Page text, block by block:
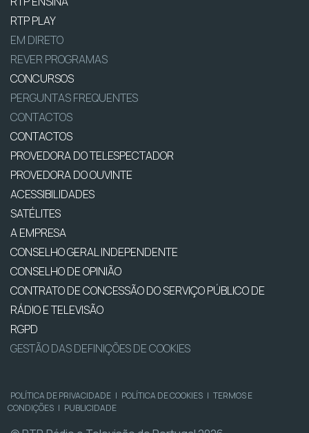
RTP PLAY
EM DIRETO
REVER PROGRAMAS
CONCURSOS
PERGUNTAS FREQUENTES
CONTACTOS
CONTACTOS
PROVEDORA DO TELESPECTADOR
PROVEDORA DO OUVINTE
ACESSIBILIDADES
SATÉLITES
A EMPRESA
CONSELHO GERAL INDEPENDENTE
CONSELHO DE OPINIÃO
CONTRATO DE CONCESSÃO DO SERVIÇO PÚBLICO DE
RÁDIO E TELEVISÃO
RGPD
GESTÃO DAS DEFINIÇÕES DE COOKIES
POLÍTICA DE PRIVACIDADE | POLÍTICA DE COOKIES | TERMOS E
CONDIÇÕES | PUBLICIDADE